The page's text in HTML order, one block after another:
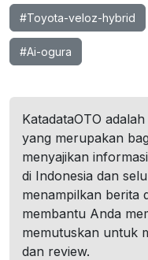
#Toyota-veloz-hybrid
#Ai-ogura
KatadataOTO
yang merupakan
menyajikan
di Indonesia dan
menampilkan berita
membantu Anda
memutuskan untuk
dan review.